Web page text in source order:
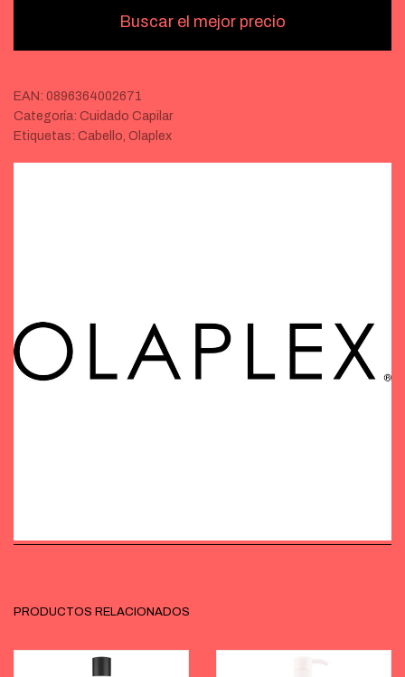
Buscar el mejor precio
EAN: 0896364002671
Categoría: Cuidado Capilar
Etiquetas: Cabello, Olaplex
PRODUCTOS RELACIONADOS